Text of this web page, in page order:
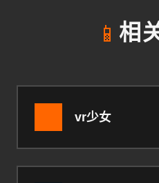
📱 相
vr少女